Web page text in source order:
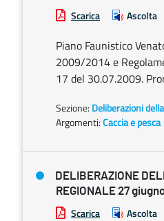
Scarica Ascolta
Piano Faunistico
2009/2014 e
17 del 30.07.2009.
Sezione: Deliberazioni
Argomenti:Caccia e pesca
DELIBERAZIONE
REGIONALE 27
Scarica Ascolta